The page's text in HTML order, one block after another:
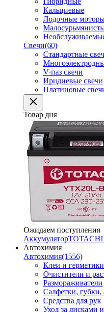
Кальциевые
Лодочные
Свечи(60)
Стандартные
V-паз свечи
Иридиевые свечи
Платиновые
Товар дня
Ожидаем поступления
АккумуляторTOTACHI
Автохимия
Автохимия(1556)
Клеи и герметики
Очистители и
Размораживатели
Салфетки,
Средства для рук
Уход за дисками